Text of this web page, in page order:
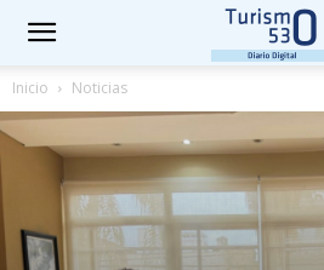
Inicio Noticias